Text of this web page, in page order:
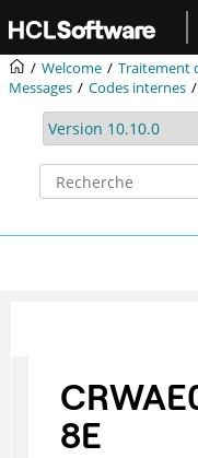
Aller au contenu principal
Welcome
Traitement
Messages
Codes internes
8E